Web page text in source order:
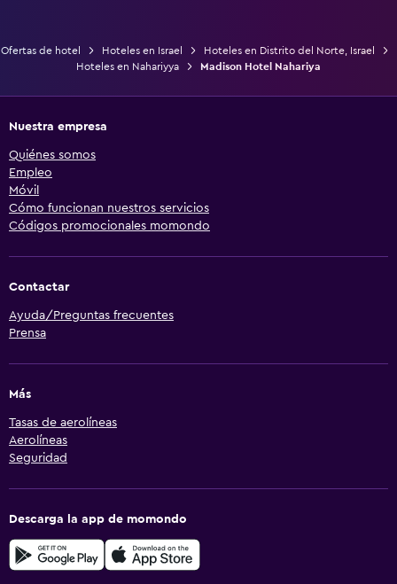
Ofertas de hotel Hoteles en Israel
Hoteles en Distrito del Norte, Israel
Hoteles en Nahariyya
Madison Hotel Nahariya
Nuestra empresa
Quiénes somos
Empleo
Móvil
Cómo funcionan nuestros servicios
Códigos promocionales momondo
Contactar
Ayuda/Preguntas frecuentes
Prensa
Más
Tasas de aerolíneas
Aerolíneas
Seguridad
Descarga la app de momondo